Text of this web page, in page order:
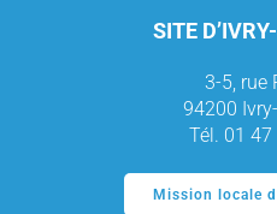
SITE
3-5, rue
94200
Tél. 01
Mission locale